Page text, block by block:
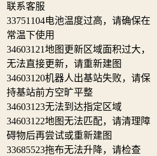
联系客服
33751104电池温度过高，请确保在
常温下使用
34603121地图更新区域面积过大，
无法直接更新，请重新建图
34603120机器人出基站失败，请保
持基站前方空旷平整
34603123无法到达指定区域
34603122地图无法匹配，请清理障
碍物后再尝试或重新建图
33685523拖布无法升降，请检查